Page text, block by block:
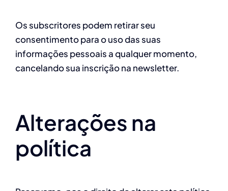
Os subscritores podem retirar seu
consentimento para o uso das suas
informações pessoais a qualquer momento,
cancelando sua inscrição na newsletter.
Alterações na
política